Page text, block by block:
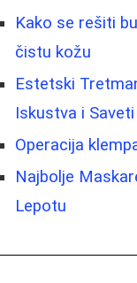
Kako se rešiti
čistu kožu
Estetski
Iskustva i Saveti
Operacija
Najbolje
Lepotu